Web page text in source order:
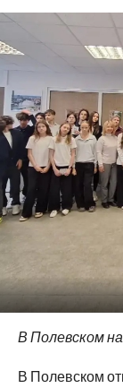
В Полевском
В Полевском